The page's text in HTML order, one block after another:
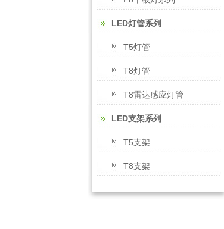
LED灯管系列
T5灯管
T8灯管
T8雷达感应灯管
LED支架系列
T5支架
T8支架